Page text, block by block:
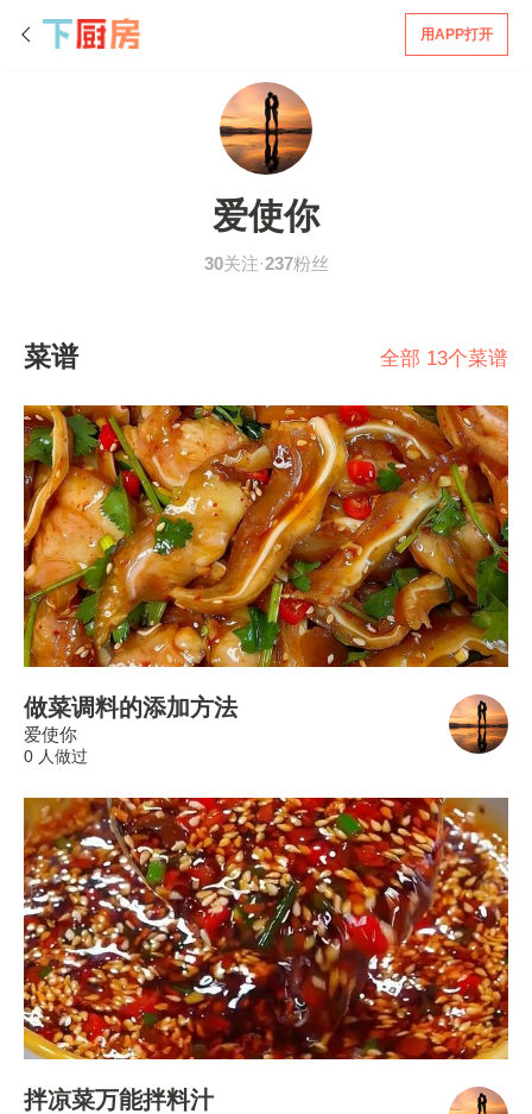
用APP打开
爱使你
30关注·237粉丝
菜谱 全部 13个菜谱
做菜调料的添加方法
爱使你
0 人做过
拌凉菜万能拌料汁